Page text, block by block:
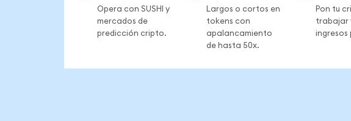
Opera con SUSHI y
mercados de
predicción cripto.
Largos o cortos en
tokens con
apalancamiento
de hasta 50x.
Pon tu
trabajar
ingresos